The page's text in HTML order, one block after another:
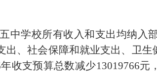
中学校所有收入和支出均纳入
出、社会保障和就业支出、卫
年收支预算总数减少13019766元